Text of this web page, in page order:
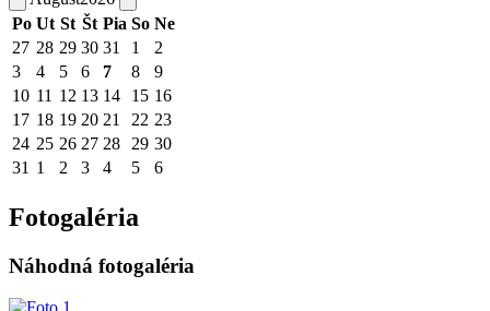
Po Ut St Št Pia So Ne
27 28 29 30 31 1
2
3
4 5 6 7 8
9
10 11 12 13 14 15 16
17 18 19 20 21 22 23
24 25 26 27 28 29 30
31 1 2 3 4 5 6
Fotogaléria
Náhodná fotogaléria